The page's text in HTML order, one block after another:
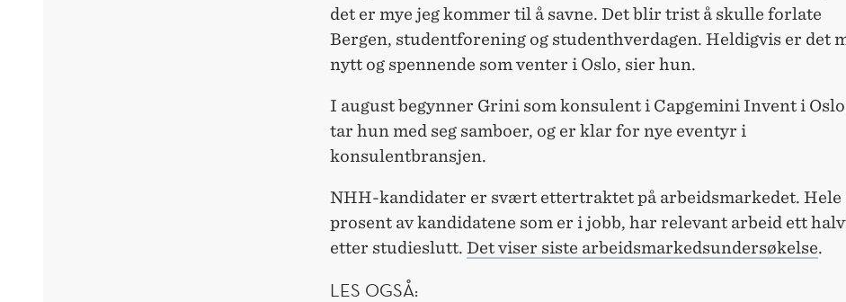
det er mye jeg kommer til å savne. Det blir trist å skulle forlate
Bergen, studentforening og studenthverdagen. Heldigvis er det
nytt og spennende som venter i Oslo, sier hun.
I august begynner Grini som konsulent i Capgemini Invent i
tar hun med seg samboer, og er klar for nye eventyr i
konsulentbransjen.
NHH-kandidater er svært ettertraktet på arbeidsmarkedet. Hele
prosent av kandidatene som er i jobb, har relevant arbeid ett
etter studieslutt. Det viser siste arbeidsmarkedsundersøkelse.
LES OGSÅ: